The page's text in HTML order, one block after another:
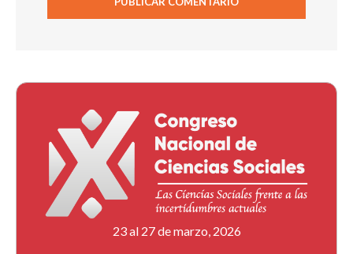
23 al 27 de marzo, 2026